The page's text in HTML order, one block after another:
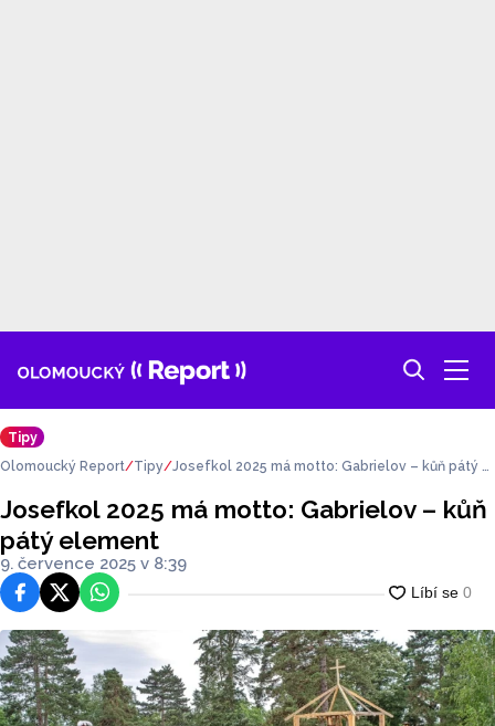
Tipy
Olomoucký Report
Tipy Josefkol 2025 má motto: Gabrielov – kůň pátý el
Josefkol 2025 má motto: Gabrielov – kůň
pátý element
9. července 2025 v 8:39
FacebookPlatforma X
WhatsApp